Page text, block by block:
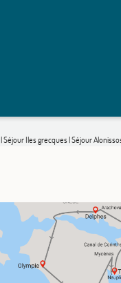
|Séjour Iles grecques|Séjour